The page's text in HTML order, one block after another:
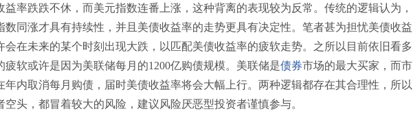
益率跌跌不休，而美元指数连番上涨，这种背离的表现较为反常。传统的逻辑认为，
数同涨才具有持续性，并且美债收益率的走势更具有决定性。笔者甚为担忧美债收益
会在未来的某个时刻出现大跌，以匹配美债收益率的疲软走势。之所以目前依旧看多
疲软或许是因为美联储每月的1200亿购债规模。美联储是债券市场的最大买家，而市
年内取消每月购债，届时美债收益率将会大幅上行。两种逻辑都存在其合理性，所以
头，都冒着较大的风险，建议风险厌恶型投资者谨慎参与。